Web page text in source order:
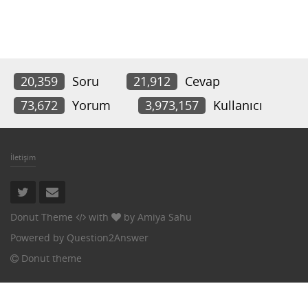
20,359 Soru 21,912
Cevap
73,672
Yorum 3,973,157 Kullanıcı
İletişim
Donut Theme with by Amiya Sahu
Powered by Question2Answer
Donut theme